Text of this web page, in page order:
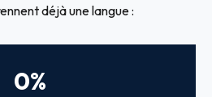
déjà une langue :
0%